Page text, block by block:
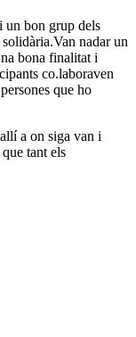
un bon grup dels
nadar un
bona finalitat i
co.laboraven
que ho
a on siga van i
tant els